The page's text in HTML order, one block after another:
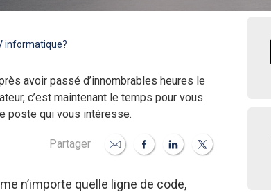
informatique?
avoir passé d’innombrables heures le
c’est maintenant le temps pour vous
poste qui vous intéresse.
Partager
n’importe quelle ligne de code,